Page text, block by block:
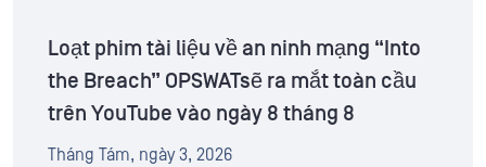
Loạt phim tài liệu về an ninh mạng “Into
the Breach” OPSWATsẽ ra mắt toàn cầu
trên YouTube vào ngày 8 tháng 8
Tháng Tám, ngày 3, 2026